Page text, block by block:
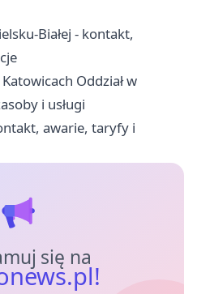
Białej - kontakt,
Oddział w
i usługi
awarie, taryfy i
się na